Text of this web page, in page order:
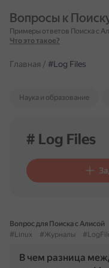
Вопросы к
Примеры ответов Поиска с
Что это такое?
Главная / #Log Files
Наука и образование
# Log Files
Вопрос для Поиска с Алисой
#Linux
#Журналы
В чем разница